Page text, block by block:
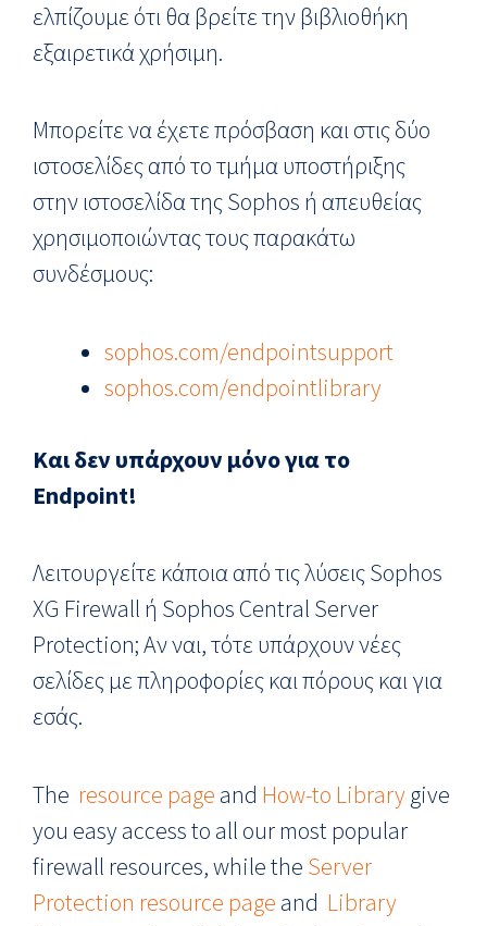
ελπίζουμε ότι θα βρείτε την βιβλιοθήκη
εξαιρετικά χρήσιμη.
Μπορείτε να έχετε πρόσβαση και στις δύο
ιστοσελίδες από το τμήμα υποστήριξης
στην ιστοσελίδα της Sophos ή απευθείας
χρησιμοποιώντας τους παρακάτω
συνδέσμους:
sophos.com/endpointsupport
sophos.com/endpointlibrary
Και δεν υπάρχουν μόνο για το
Endpoint!
Λειτουργείτε κάποια από τις λύσεις Sophos
XG Firewall ή Sophos Central Server
Protection; Αν ναι, τότε υπάρχουν νέες
σελίδες με πληροφορίες και πόρους και για
εσάς.
The resource page and How-to Library give
you easy access to all our most popular
firewall resources, while the Server
Protection resource page and Library